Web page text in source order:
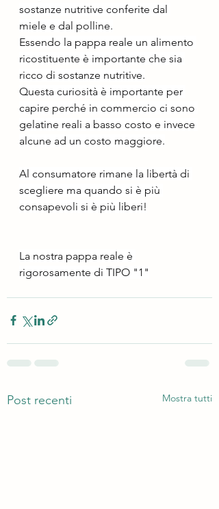
sostanze nutritive conferite dal
miele e dal polline.
Essendo la pappa reale un alimento
ricostituente è importante che sia
ricco di sostanze nutritive.
Questa curiosità è importante per
capire perché in commercio ci sono
gelatine reali a basso costo e invece
alcune ad un costo maggiore.
Al consumatore rimane la libertà di
scegliere ma quando si è più
consapevoli si è più liberi!
La nostra pappa reale è
rigorosamente di TIPO "1"
Post recenti Mostra tutti